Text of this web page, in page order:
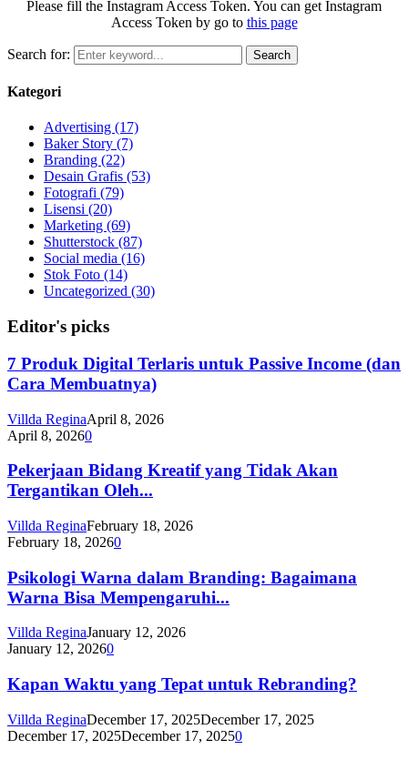
Please fill the Instagram Access Token. You can get Instagram
Access Token by go to this page
Search for: Search
Kategori
Advertising (17)
Baker Story (7)
Branding (22)
Desain Grafis (53)
Fotografi (79)
Lisensi (20)
Marketing (69)
Shutterstock (87)
Social media (16)
Stok Foto (14)
Uncategorized (30)
Editor's picks
7 Produk Digital Terlaris untuk Passive Income (dan
Cara Membuatnya)
Villda ReginaApril 8, 2026
April 8, 20260
Pekerjaan Bidang Kreatif yang Tidak Akan
Tergantikan Oleh...
Villda ReginaFebruary 18, 2026
February 18, 20260
Psikologi Warna dalam Branding: Bagaimana
Warna Bisa Mempengaruhi...
Villda ReginaJanuary 12, 2026
January 12, 20260
Kapan Waktu yang Tepat untuk Rebranding?
Villda ReginaDecember 17, 2025December 17, 2025
December 17, 2025December 17, 20250